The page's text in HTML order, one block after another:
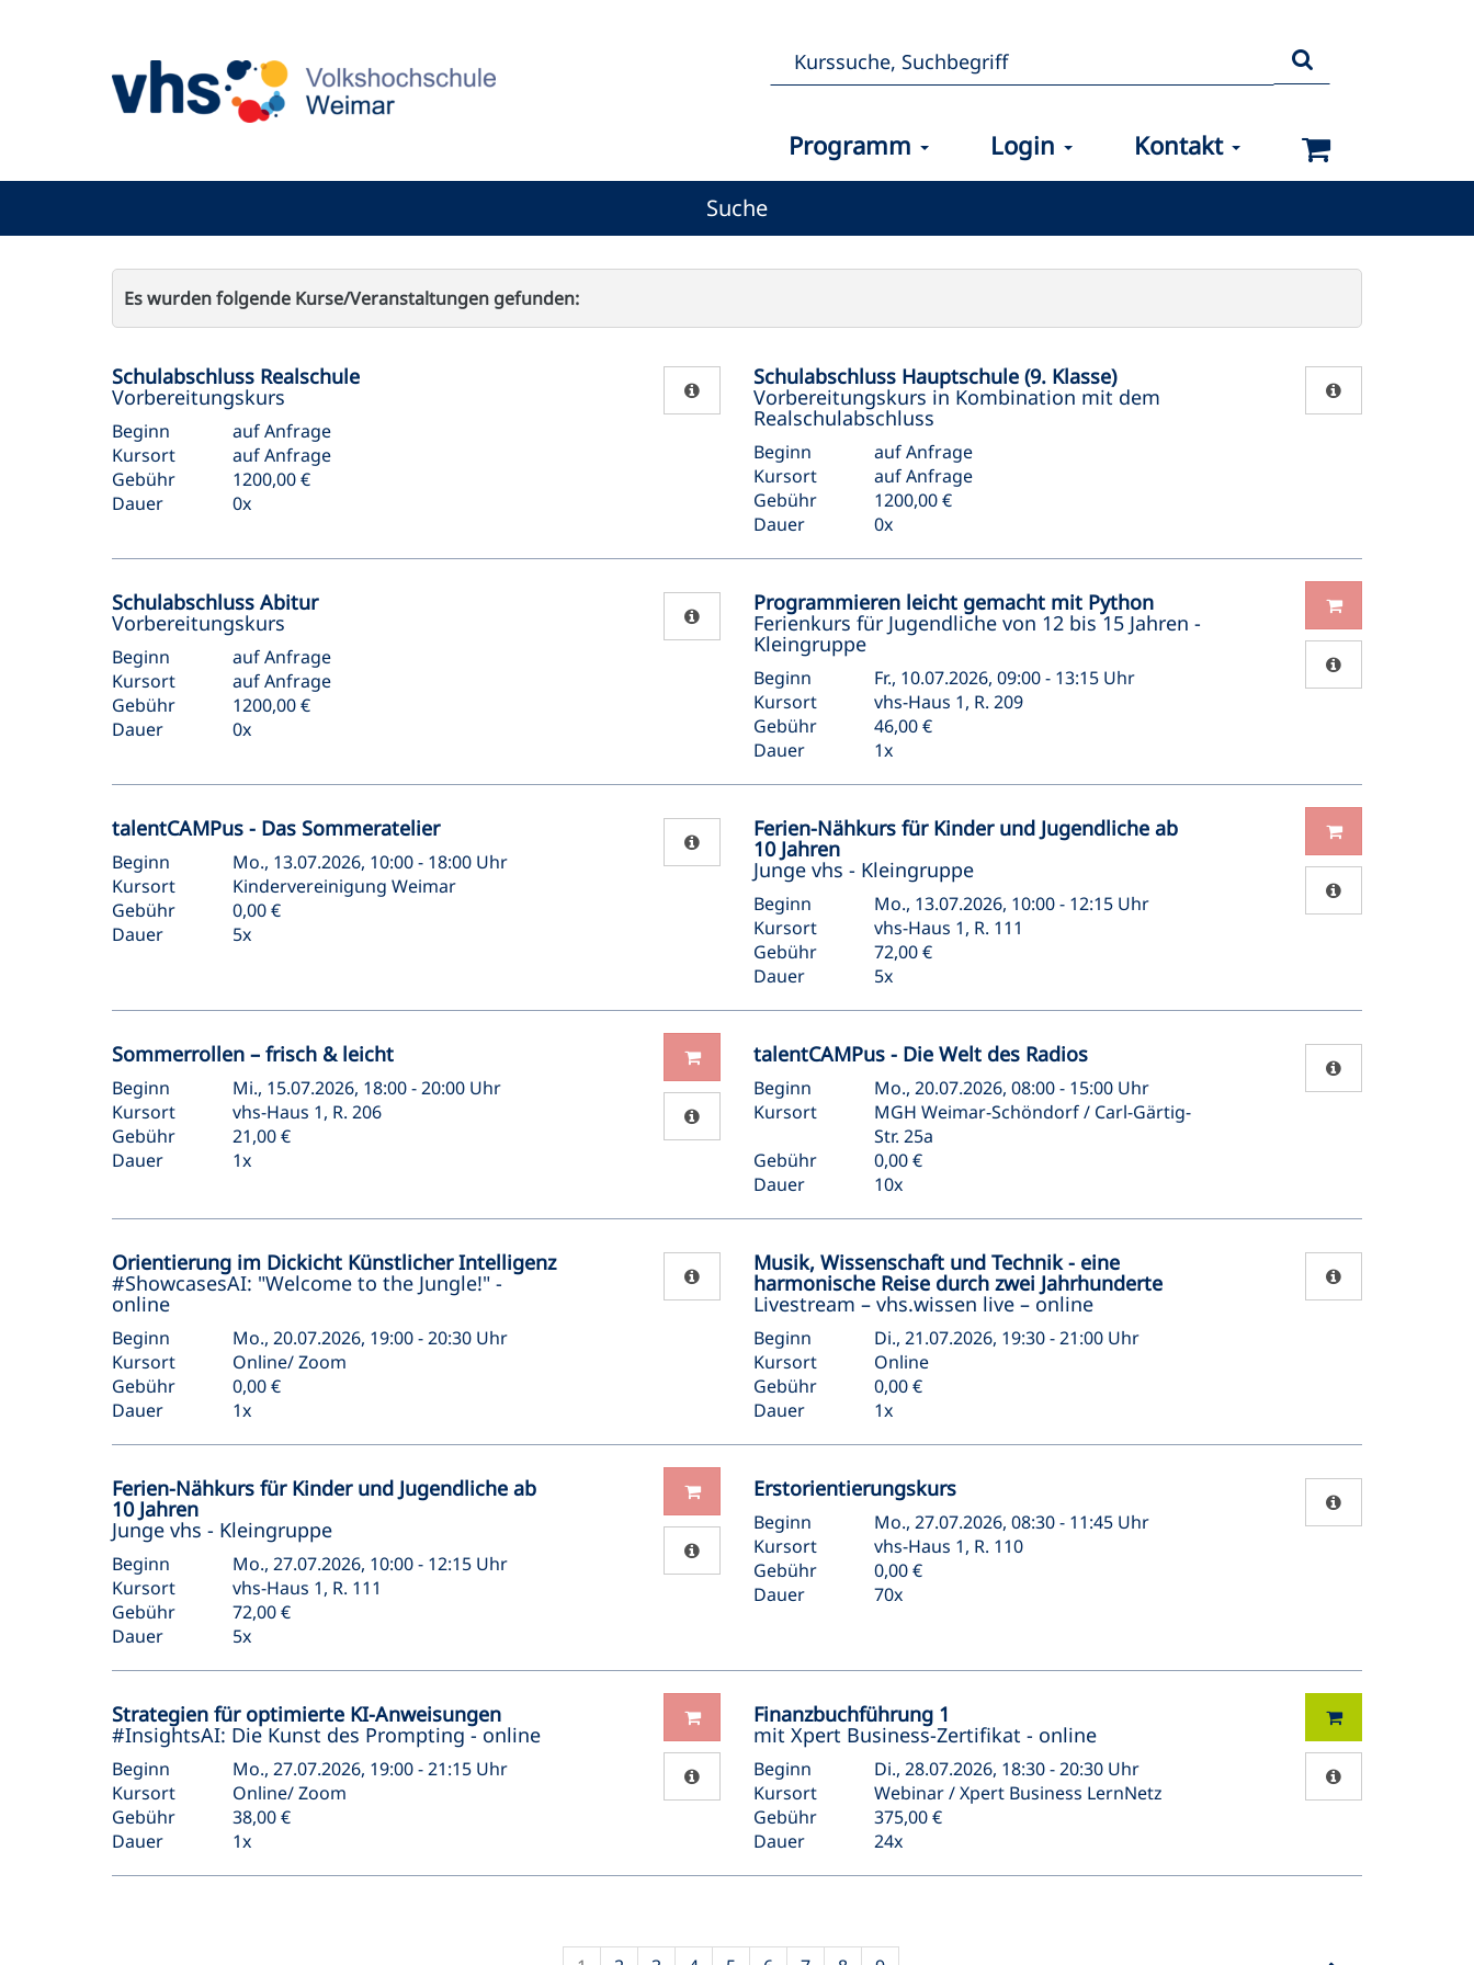
Programm Login Kontakt
Suche
Es wurden folgende Kurse/Veranstaltungen gefunden:
Schulabschluss Realschule
Vorbereitungskurs
Beginn
auf Anfrage
Kursort
auf Anfrage
Gebühr
1200,00 €
Dauer
0x
Schulabschluss Hauptschule (9. Klasse)
Vorbereitungskurs in Kombination mit dem
Realschulabschluss
Beginn
auf Anfrage
Kursort
auf Anfrage
Gebühr
1200,00 €
Dauer
0x
Schulabschluss Abitur
Vorbereitungskurs
Beginn
auf Anfrage
Kursort
auf Anfrage
Gebühr
1200,00 €
Dauer
0x
Programmieren leicht gemacht mit Python
Ferienkurs für Jugendliche von 12 bis 15 Jahren -
Kleingruppe
Beginn
Fr., 10.07.2026, 09:00 - 13:15 Uhr
Kursort
vhs-Haus 1, R. 209
Gebühr
46,00 €
Dauer
1x
talentCAMPus - Das Sommeratelier
Beginn
Mo., 13.07.2026, 10:00 - 18:00 Uhr
Kursort
Kindervereinigung Weimar
Gebühr
0,00 €
Dauer
5x
Ferien-Nähkurs für Kinder und Jugendliche ab
10 Jahren
Junge vhs - Kleingruppe
Beginn
Mo., 13.07.2026, 10:00 - 12:15 Uhr
Kursort
vhs-Haus 1, R. 111
Gebühr
72,00 €
Dauer
5x
Sommerrollen – frisch & leicht
Beginn
Mi., 15.07.2026, 18:00 - 20:00 Uhr
Kursort
vhs-Haus 1, R. 206
Gebühr
21,00 €
Dauer
1x
talentCAMPus - Die Welt des Radios
Beginn
Mo., 20.07.2026, 08:00 - 15:00 Uhr
Kursort
MGH Weimar-Schöndorf / Carl-Gärtig-
Str. 25a
Gebühr
0,00 €
Dauer
10x
Orientierung im Dickicht Künstlicher Intelligenz
#ShowcasesAI: "Welcome to the Jungle!" -
online
Beginn
Mo., 20.07.2026, 19:00 - 20:30 Uhr
Kursort
Online/ Zoom
Gebühr
0,00 €
Dauer
1x
Musik, Wissenschaft und Technik - eine
harmonische Reise durch zwei Jahrhunderte
Livestream – vhs.wissen live – online
Beginn
Di., 21.07.2026, 19:30 - 21:00 Uhr
Kursort
Online
Gebühr
0,00 €
Dauer
1x
Ferien-Nähkurs für Kinder und Jugendliche ab
10 Jahren
Junge vhs - Kleingruppe
Beginn
Mo., 27.07.2026, 10:00 - 12:15 Uhr
Kursort
vhs-Haus 1, R. 111
Gebühr
72,00 €
Dauer
5x
Erstorientierungskurs
Beginn
Mo., 27.07.2026, 08:30 - 11:45 Uhr
Kursort
vhs-Haus 1, R. 110
Gebühr
0,00 €
Dauer
70x
Strategien für optimierte KI-Anweisungen
#InsightsAI: Die Kunst des Prompting - online
Beginn
Mo., 27.07.2026, 19:00 - 21:15 Uhr
Kursort
Online/ Zoom
Gebühr
38,00 €
Dauer
1x
Finanzbuchführung 1
mit Xpert Business-Zertifikat - online
Beginn
Di., 28.07.2026, 18:30 - 20:30 Uhr
Kursort
Webinar / Xpert Business LernNetz
Gebühr
375,00 €
Dauer
24x